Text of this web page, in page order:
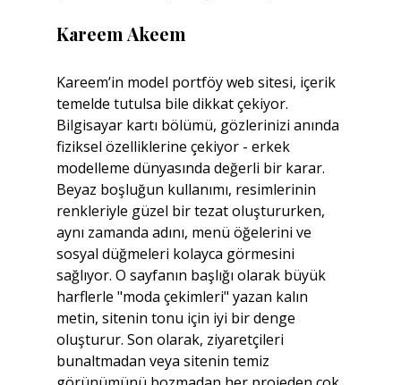
Kareem Akeem
Kareem’in model portföy web sitesi, içerik
temelde tutulsa bile dikkat çekiyor.
Bilgisayar kartı bölümü, gözlerinizi anında
fiziksel özelliklerine çekiyor - erkek
modelleme dünyasında değerli bir karar.
Beyaz boşluğun kullanımı, resimlerinin
renkleriyle güzel bir tezat oluştururken,
aynı zamanda adını, menü öğelerini ve
sosyal düğmeleri kolayca görmesini
sağlıyor. O sayfanın başlığı olarak büyük
harflerle "moda çekimleri" yazan kalın
metin, sitenin tonu için iyi bir denge
oluşturur. Son olarak, ziyaretçileri
bunaltmadan veya sitenin temiz